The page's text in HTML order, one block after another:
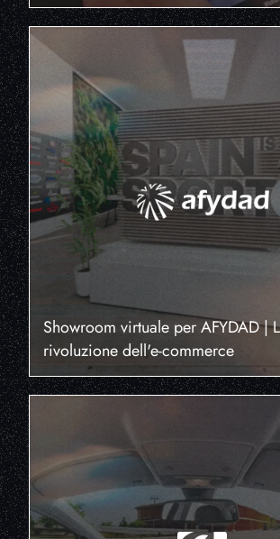
Showroom virtuale per AFYDAD |
rivoluzione dell'e-commerce